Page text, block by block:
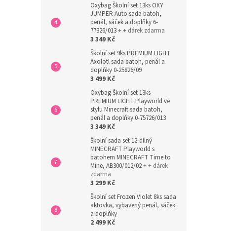
Oxybag Školní set 13ks OXY
JUMPER Auto sada batoh,
penál, sáček a doplňky 6-
77326/013+ + dárek zdarma
3 349 Kč
Školní set 9ks PREMIUM LIGHT
Axolotl sada batoh, penál a
doplňky 0-25826/09
3 499 Kč
Oxybag Školní set 13ks
PREMIUM LIGHT Playworld ve
stylu Minecraft sada batoh,
penál a doplňky 0-75726/013
3 349 Kč
Školní sada set 12-dílný
MINECRAFT Playworld s
batohem MINECRAFT Time to
Mine, AB300/012/02+ + dárek
zdarma
3 299 Kč
Školní set Frozen Violet 8ks sada
aktovka, vybavený penál, sáček
a doplňky
2 499 Kč